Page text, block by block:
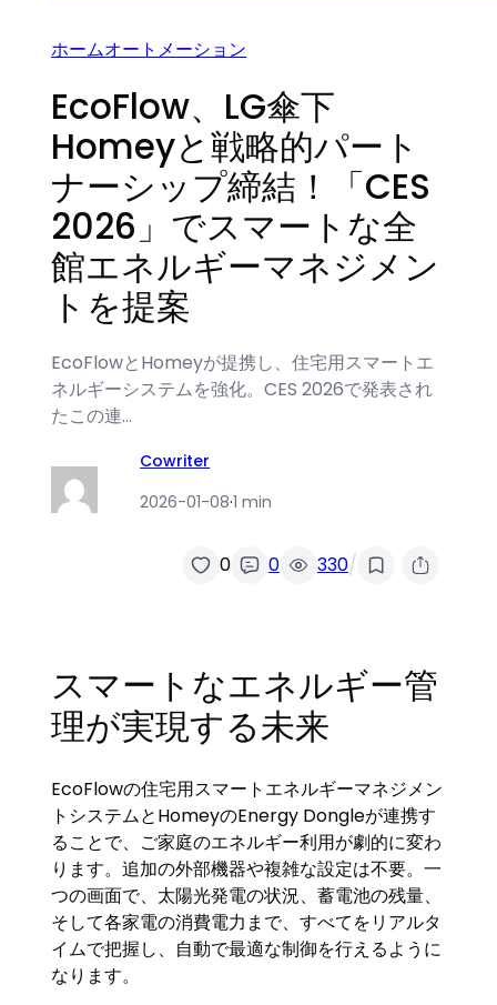
ホームオートメーション
EcoFlow、LG傘下
Homeyと戦略的パート
ナーシップ締結！「CES
2026」でスマートな全
館エネルギーマネジメン
トを提案
EcoFlowとHomeyが提携し、住宅用スマートエ
ネルギーシステムを強化。CES 2026で発表され
たこの連…
Cowriter
2026-01-08·1 min
0 0 330/
スマートなエネルギー管
理が実現する未来
EcoFlowの住宅用スマートエネルギーマネジメン
トシステムとHomeyのEnergy Dongleが連携す
ることで、ご家庭のエネルギー利用が劇的に変わ
ります。追加の外部機器や複雑な設定は不要。一
つの画面で、太陽光発電の状況、蓄電池の残量、
そして各家電の消費電力まで、すべてをリアルタ
イムで把握し、自動で最適な制御を行えるように
なります。